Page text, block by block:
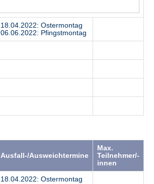
18.04.2022: Ostermontag
06.06.2022: Pfingstmontag
Ausfall-/Ausweichtermine
Max.
Teilnehmer/-
innen
18.04.2022: Ostermontag